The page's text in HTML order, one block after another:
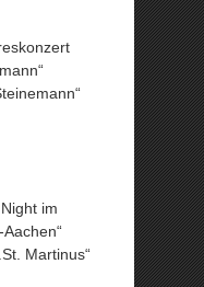
im
Martinus“